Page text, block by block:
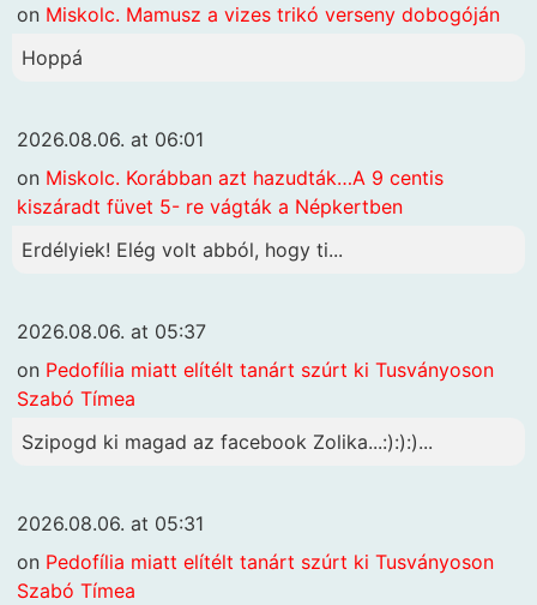
on Miskolc. Mamusz a vizes trikó verseny dobogóján
Hoppá
2026.08.06. at 06:01
on Miskolc. Korábban azt hazudták…A 9 centis
kiszáradt füvet 5- re vágták a Népkertben
Erdélyiek! Elég volt abból, hogy ti...
2026.08.06. at 05:37
on Pedofília miatt elítélt tanárt szúrt ki Tusványoson
Szabó Tímea
Szipogd ki magad az facebook Zolika...:):):)...
2026.08.06. at 05:31
on Pedofília miatt elítélt tanárt szúrt ki Tusványoson
Szabó Tímea